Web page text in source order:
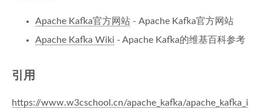
Apache Kafka官方网站 - Apache Kafka官方网站
Apache Kafka Wiki - Apache Kafka的维基百科参考
引用
https://www.w3cschool.cn/apache_kafka/apache_kafka_i